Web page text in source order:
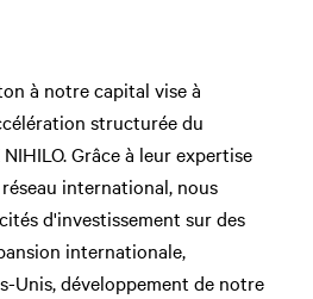
à notre capital vise à
structurée du
Grâce à leur expertise
international, nous
d'investissement sur des
internationale,
Unis, développement de notre